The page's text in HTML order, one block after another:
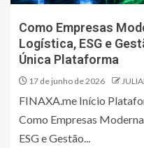
Como Empresas
Logística, ESG e
Única Plataforma
17 de junho de 2026
FINAXA.me Início
Como Empresas
ESG e Gestão...